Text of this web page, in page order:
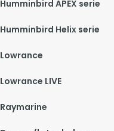
Humminbird APEX serie
Humminbird Helix serie
Lowrance
Lowrance LIVE
Raymarine